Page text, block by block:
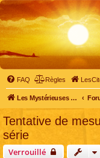
FAQ Règles
Les Mystérieuses Cités d'Or - LesCitesdOr.com
Tentative de
série
Verrouillé